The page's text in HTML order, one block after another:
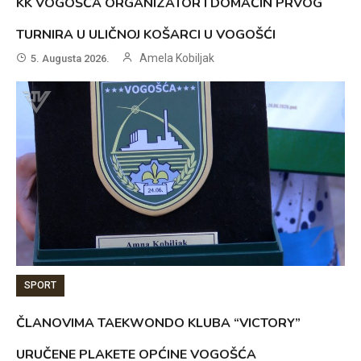
TURNIRA U ULIČNOJ KOŠARCI U VOGOŠĆI
5. Augusta 2026. Amela Kobiljak
SPORT
ČLANOVIMA TAEKWONDO KLUBA “VICTORY”
URUČENE PLAKETE OPĆINE VOGOŠĆA